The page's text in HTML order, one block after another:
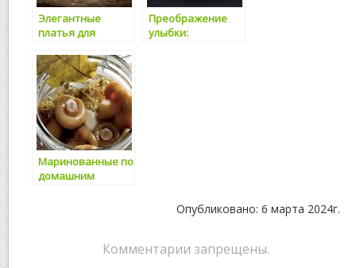
Элегантные
платья для
выбирайте
лучшее на сайте
ElHall
Преображение
улыбки:
Маринованные по
домашним
Опубликовано: 6 марта 2024г.
Комментарии запрещены.